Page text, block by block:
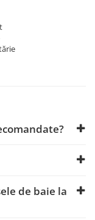
de baie la